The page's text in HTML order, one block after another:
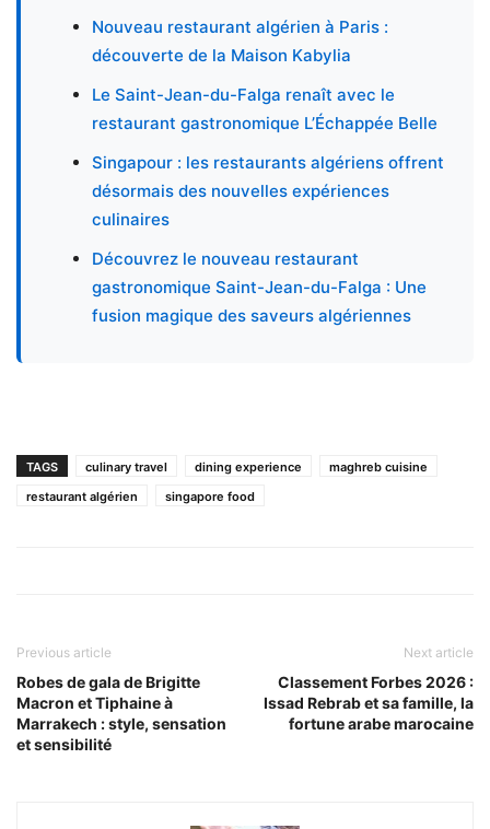
Nouveau restaurant algérien à Paris :
découverte de la Maison Kabylia
Le Saint-Jean-du-Falga renaît avec le
restaurant gastronomique L’Échappée Belle
Singapour : les restaurants algériens offrent
désormais des nouvelles expériences
culinaires
Découvrez le nouveau restaurant
gastronomique Saint-Jean-du-Falga : Une
fusion magique des saveurs algériennes
TAGS culinary travel dining experience
maghreb cuisine
restaurant algérien
singapore food
Previous article
Robes de gala de Brigitte
Macron et Tiphaine à
Marrakech : style, sensation
et sensibilité
Next article
Classement Forbes 2026 :
Issad Rebrab et sa famille, la
fortune arabe marocaine